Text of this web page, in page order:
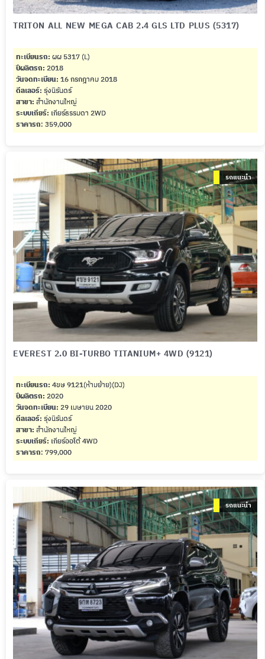
TRITON ALL NEW MEGA CAB 2.4 GLS LTD PLUS (5317)
ทะเบียนรถ: ผผ 5317 (L)
ปีผลิตรถ: 2018
วันจดทะเบียน: 16 กรกฎาคม 2018
ดีลเลอร์: รุ่งนิรันดร์
สาขา: สำนักงานใหญ่
ระบบเกียร์: เกียร์ธรรมดา 2WD
ราคารถ: 359,000
รถแนะนำ
EVEREST 2.0 BI-TURBO TITANIUM+ 4WD (9121)
ทะเบียนรถ: 4ขษ 9121(ห้ามย้าย)(DJ)
ปีผลิตรถ: 2020
วันจดทะเบียน: 29 เมษายน 2020
ดีลเลอร์: รุ่งนิรันดร์
สาขา: สำนักงานใหญ่
ระบบเกียร์: เกียร์ออโต้ 4WD
ราคารถ: 799,000
รถแนะนำ